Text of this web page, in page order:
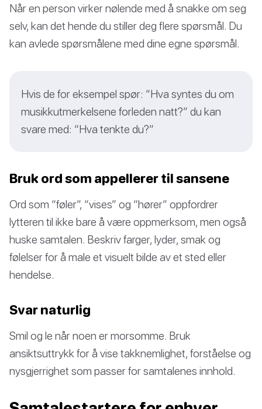
Når en person virker nølende med å snakke om seg
selv, kan det hende du stiller deg flere spørsmål. Du
kan avlede spørsmålene med dine egne spørsmål.
Hvis de for eksempel spør: “Hva syntes du om
musikkutmerkelsene forleden natt?” du kan
svare med: “Hva tenkte du?”
Bruk ord som appellerer til sansene
Ord som “føler”, “vises” og “hører” oppfordrer
lytteren til ikke bare å være oppmerksom, men også
huske samtalen. Beskriv farger, lyder, smak og
følelser for å male et visuelt bilde av et sted eller
hendelse.
Svar naturlig
Smil og le når noen er morsomme. Bruk
ansiktsuttrykk for å vise takknemlighet, forståelse og
nysgjerrighet som passer for samtalenes innhold.